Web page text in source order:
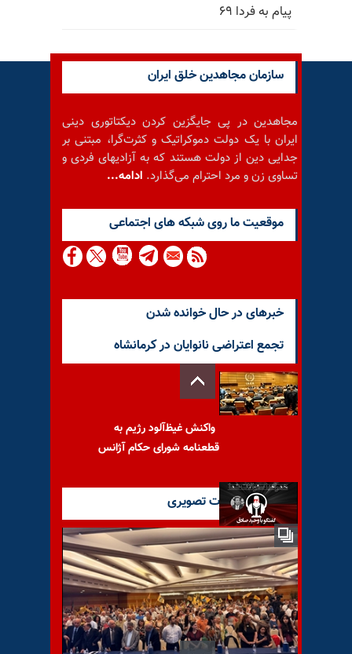
پیام به فردا ۶۹
سازمان مجاهدین خلق ایران
مجاهدین در پی جایگزین کردن دیکتاتوری دینی
ایران با یک دولت دموکراتیک و کثرت‌گرا، مبتنی بر
جدایی دین از دولت هستند که به آزادیهای فردی و
تساوی زن و مرد احترام می‌گذارد. ادامه...
موقعيت ما روى شبكه هاى اجتماعى
خبرهای در حال خوانده شدن
تجمع اعتراضی نانوایان در کرمانشاه
واکنش غیظ‌آلود رژیم به
قطعنامه شورای حکام آژانس
مختصات و نقشه‌مسیر رژیم در
شرایط کنونی-همراه با سؤالات
شما- ۲۴۰
آخرین گزارشات تصویری